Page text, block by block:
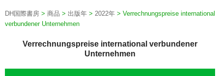
DH国際書房 > 商品 > 出版年 > 2022年 > Verrechnungspreise international
verbundener Unternehmen
Verrechnungspreise international verbundener
Unternehmen